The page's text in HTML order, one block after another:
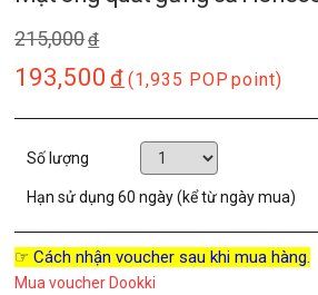
215,000đ
193,500 đ (1,935 POP point)
Số lượng
Hạn sử dụng60 ngày (kể từ ngày mua)
☞ Cách nhận voucher sau khi mua hàng.
Mua voucher Dookki